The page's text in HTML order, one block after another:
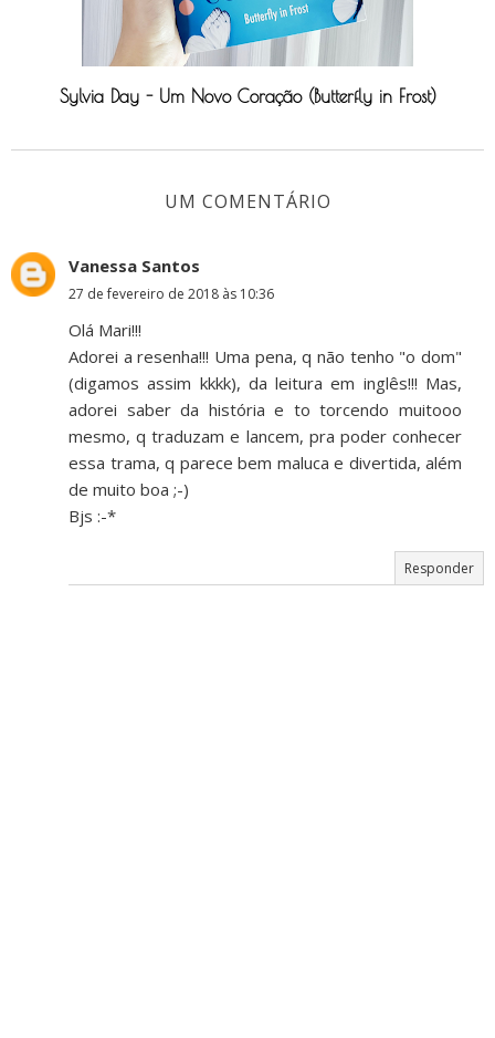
Sylvia Day - Um Novo Coração (Butterfly in Frost)
UM COMENTÁRIO
Vanessa Santos
27 de fevereiro de 2018 às 10:36
Olá Mari!!!
Adorei a resenha!!! Uma pena, q não tenho "o dom"
(digamos assim kkkk), da leitura em inglês!!! Mas,
adorei saber da história e to torcendo muitooo
mesmo, q traduzam e lancem, pra poder conhecer
essa trama, q parece bem maluca e divertida, além
de muito boa ;-)
Bjs :-*
Responder